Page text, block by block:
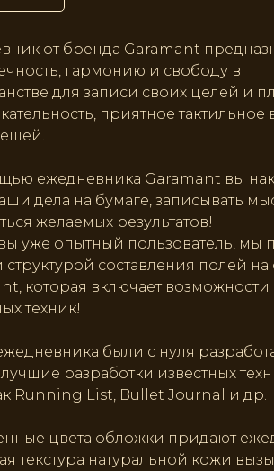
от бренда Garamant
гармонию и свободу в
для записи своих целей и
приятное
ежедневника Garamant вы
дела на бумаге, записывать
желаемых результатов!
уже опытный пользователь, мы
структурой составления полей
которая включает
техник!
были с нуля
разработки известных
Running List, Bullet Journal и др.
цвета обложки придают
текстура натуральной кожи